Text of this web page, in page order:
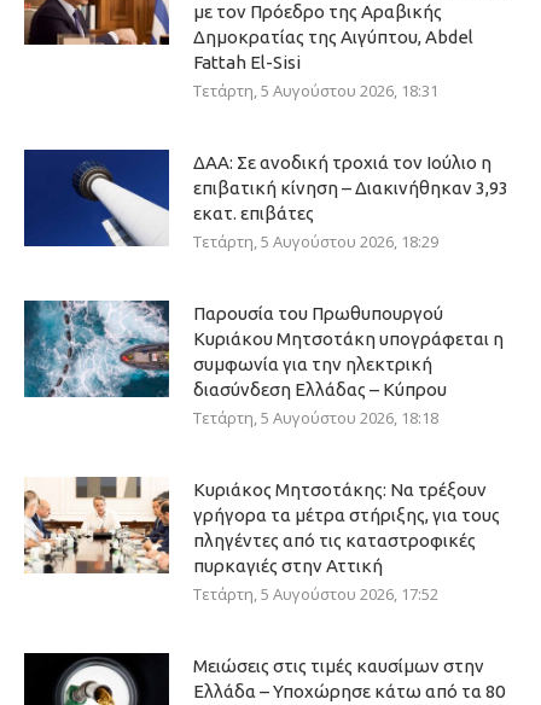
με τον Πρόεδρο της Αραβικής
Δημοκρατίας της Αιγύπτου, Abdel
Fattah El-Sisi
Τετάρτη, 5 Αυγούστου 2026, 18:31
ΔΑΑ: Σε ανοδική τροχιά τον Ιούλιο η
επιβατική κίνηση – Διακινήθηκαν 3,93
εκατ. επιβάτες
Τετάρτη, 5 Αυγούστου 2026, 18:29
Παρουσία του Πρωθυπουργού
Κυριάκου Μητσοτάκη υπογράφεται η
συμφωνία για την ηλεκτρική
διασύνδεση Ελλάδας – Κύπρου
Τετάρτη, 5 Αυγούστου 2026, 18:18
Κυριάκος Μητσοτάκης: Να τρέξουν
γρήγορα τα μέτρα στήριξης, για τους
πληγέντες από τις καταστροφικές
πυρκαγιές στην Αττική
Τετάρτη, 5 Αυγούστου 2026, 17:52
Μειώσεις στις τιμές καυσίμων στην
Ελλάδα – Υποχώρησε κάτω από τα 80